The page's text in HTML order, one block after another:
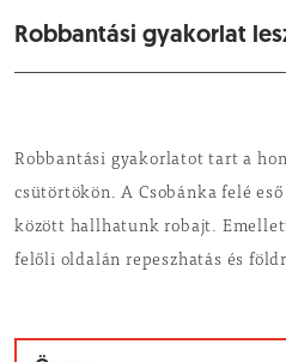
Robbantási gyakorlat
Robbantási gyakorlatot tart a
csütörtökön. A Csobánka felé
között hallhatunk robajt.
felőli oldalán repeszhatás és